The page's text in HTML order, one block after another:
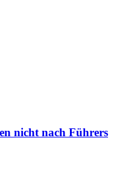
nicht nach Führers